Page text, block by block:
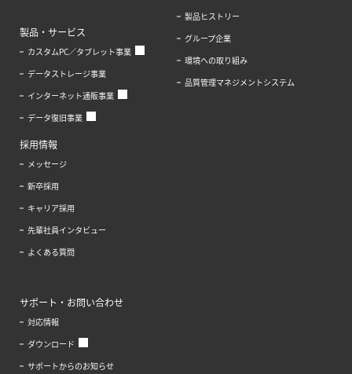
製品・サービス
カスタムPC／タブレット事業
データストレージ事業
インターネット通販事業
データ復旧事業
製品ヒストリー
グループ企業
環境への取り組み
品質管理マネジメントシステム
採用情報
メッセージ
新卒採用
キャリア採用
先輩社員インタビュー
よくある質問
サポート・お問い合わせ
対応情報
ダウンロード
サポートからのお知らせ